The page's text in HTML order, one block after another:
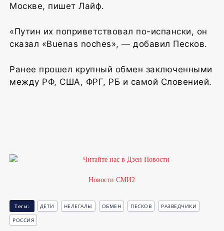
Москве, пишет Лайф.
«Путин их поприветствовал по-испански, он
сказал «Buenas noches», — добавил Песков.
Ранее прошел крупный обмен заключенными
между РФ, США, ФРГ, РБ и самой Словенией.
Новости СМИ2
Теги: ДЕТИ НЕЛЕГАЛЫ ОБМЕН ПЕСКОВ
РАЗВЕДЧИКИ
РОССИЯ